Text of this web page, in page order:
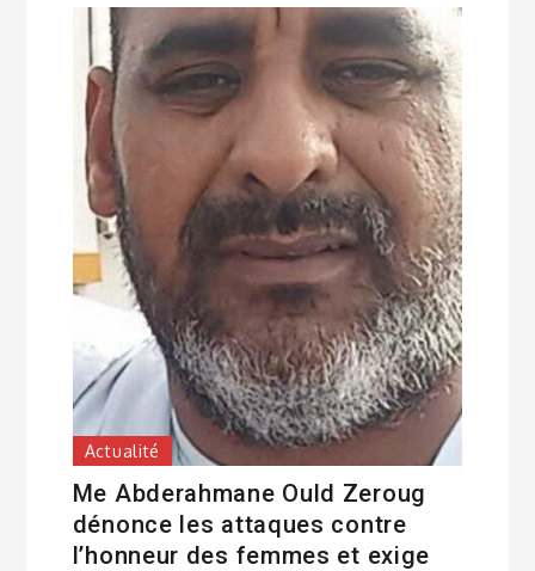
Actualité
Me Abderahmane Ould Zeroug
dénonce les attaques contre
l’honneur des femmes et exige